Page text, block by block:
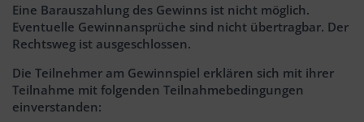
Eine Barauszahlung des Gewinns ist nicht möglich.
Eventuelle Gewinnansprüche sind nicht übertragbar. Der
Rechtsweg ist ausgeschlossen.
Die Teilnehmer am Gewinnspiel erklären sich mit ihrer
Teilnahme mit folgenden Teilnahmebedingungen
einverstanden: